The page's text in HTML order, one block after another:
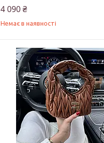
4 090 ₴
Немає в наявності